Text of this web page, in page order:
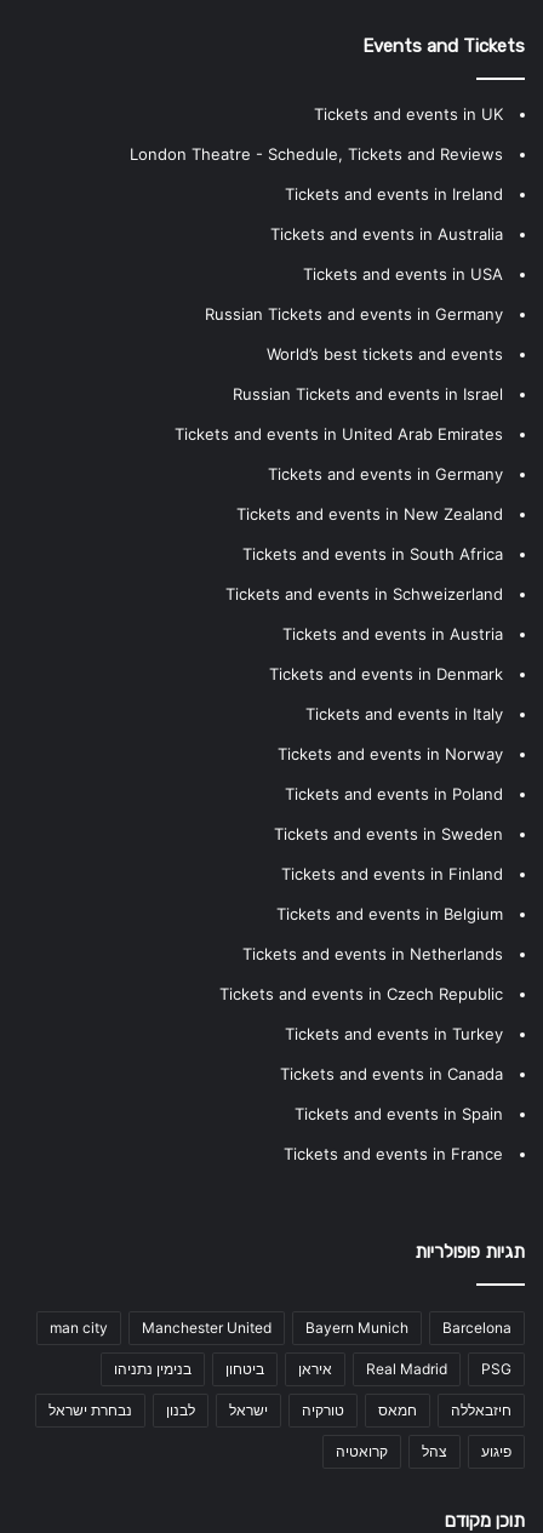
Events and Tickets
Tickets and events in UK
London Theatre - Schedule, Tickets and Reviews
Tickets and events in Ireland
Tickets and events in Australia
Tickets and events in USA
Russian Tickets and events in Germany
World’s best tickets and events
Russian Tickets and events in Israel
Tickets and events in United Arab Emirates
Tickets and events in Germany
Tickets and events in New Zealand
Tickets and events in South Africa
Tickets and events in Schweizerland
Tickets and events in Austria
Tickets and events in Denmark
Tickets and events in Italy
Tickets and events in Norway
Tickets and events in Poland
Tickets and events in Sweden
Tickets and events in Finland
Tickets and events in Belgium
Tickets and events in Netherlands
Tickets and events in Czech Republic
Tickets and events in Turkey
Tickets and events in Canada
Tickets and events in Spain
Tickets and events in France
תגיות פופולריות
Barcelona
Bayern Munich
Manchester United
man city
PSG
Real Madrid איראן ביטחון בנימין נתניהו
חיזבאללה חמאס טורקיה ישראל לבנון נבחרת ישראל
פיגוע צהל קרואטיה
תוכן מקודם